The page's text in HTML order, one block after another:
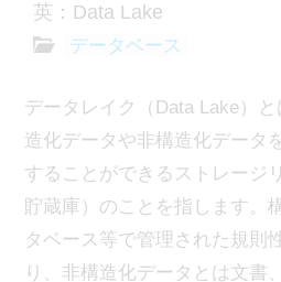
英：Data Lake
データベース
データレイク（Data Lake）
造化データや非構造化データ
することができるストレージ
貯蔵庫）のことを指します。
タベース等で管理された規則
り、非構造化データとは文書